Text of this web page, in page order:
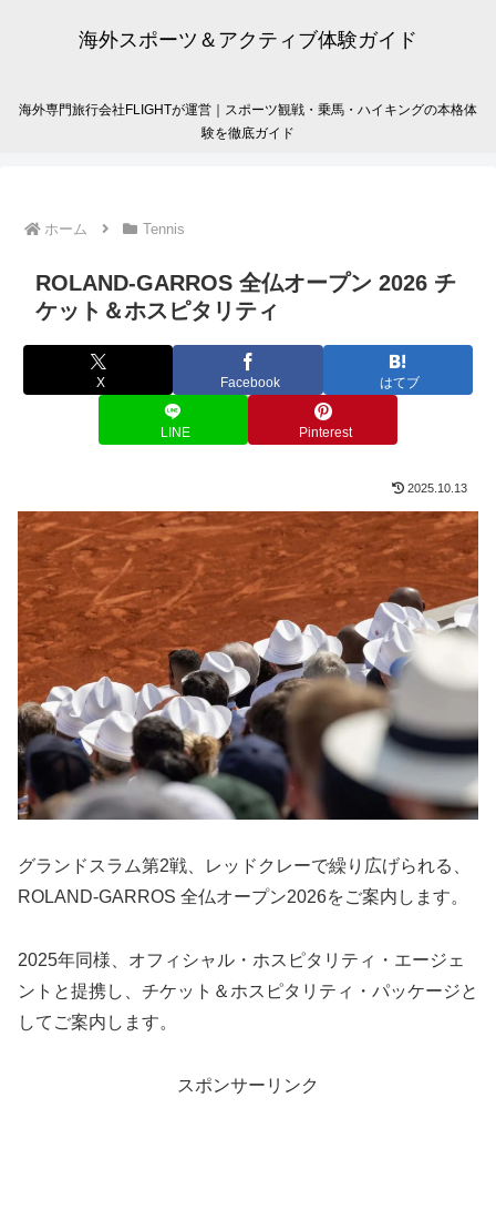
海外スポーツ＆アクティブ体験ガイド
海外専門旅行会社FLIGHTが運営｜スポーツ観戦・乗馬・ハイキングの本格体
験を徹底ガイド
ホーム Tennis
ROLAND-GARROS 全仏オープン 2026 チ
ケット＆ホスピタリティ
X Facebook はてブ
LINE Pinterest
2025.10.13
グランドスラム第2戦、レッドクレーで繰り広げられる、
ROLAND-GARROS 全仏オープン2026をご案内します。
2025年同様、オフィシャル・ホスピタリティ・エージェ
ントと提携し、チケット＆ホスピタリティ・パッケージと
してご案内します。
スポンサーリンク